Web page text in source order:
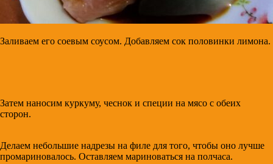
Заливаем его соевым соусом. Добавляем сок половинки лимона.
Затем наносим куркуму, чеснок и специи на мясо с обеих
сторон.
Делаем небольшие надрезы на филе для того, чтобы оно лучше
промариновалось. Оставляем мариноваться на полчаса.